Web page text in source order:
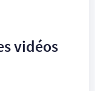
vidéos